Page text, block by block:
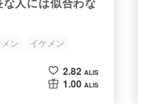
ン
イケメン
2.82 ALIS
1.00 ALIS